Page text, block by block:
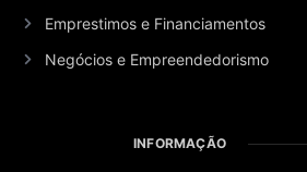
Emprestimos e Financiamentos
Negócios e Empreendedorismo
INFORMAÇÃO